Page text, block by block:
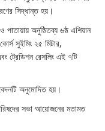
সিদ্ধান্ত হয়।
অনুষ্ঠিতব্য ৬ষ্ঠ এশিয়ান
সুইমিং ২৫ মিটার,
ট্রেডিশন রেসলিং এই ৭টি
অনুমোদিত হয়।
সভা আয়োজনের মতামত